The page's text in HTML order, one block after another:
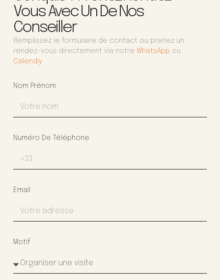
Vous Avec Un De Nos
Conseiller
Remplissez le formulaire de contact ou prenez un
rendez-vous directement via notre WhatsApp ou
Calendly
Nom Prénom
Numéro De Téléphone
Email
Motif